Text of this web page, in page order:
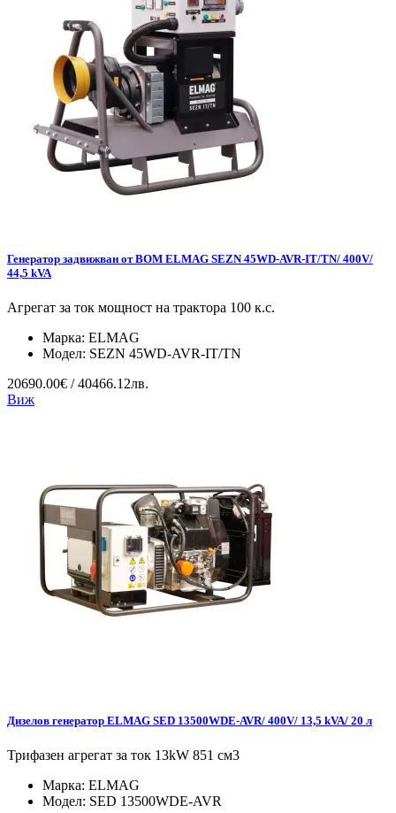
Генератор задвижван от ВОМ ELMAG SEZN 45WD-AVR-IT/TN/ 400V/
44,5 kVA
Агрегат за ток мощност на трактора 100 к.с.
Марка: ELMAG
Модел: SEZN 45WD-AVR-IT/TN
20690.00€ / 40466.12лв.
Виж
Дизелов генератор ELMAG SED 13500WDE-AVR/ 400V/ 13,5 kVA/ 20 л
Трифазен агрегат за ток 13kW 851 см3
Марка: ELMAG
Модел: SED 13500WDE-AVR